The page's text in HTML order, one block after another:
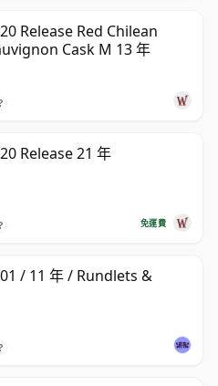
Release Red Chilean
Cask M 13 年
Release 21 年
免運費
/ 11 年 / Rundlets &